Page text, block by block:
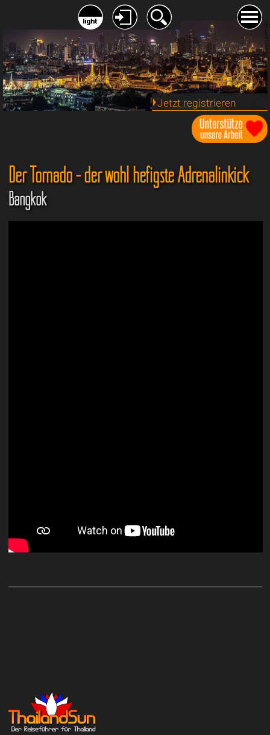
Jetzt registrieren
Der Tornado - der wohl hefigste Adrenalinkick
Bangkok